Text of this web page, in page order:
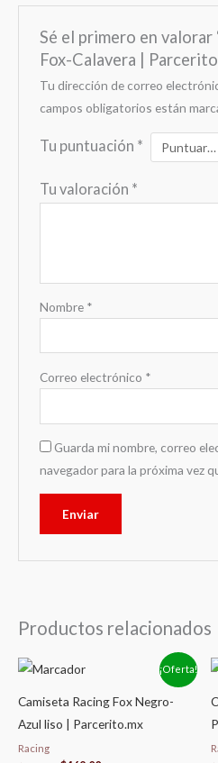
Sé el primero en valorar
Fox-Calavera |
Tu dirección de correo
campos obligatorios están
Tu puntuación *
Tu valoración *
Nombre *
Correo electrónico *
Guarda mi nombre, correo
navegador para la próxima vez
Productos relacionados
¡Oferta!
Camiseta Racing Fox Negro-
Azul liso | Parcerito.mx
Racing
precio
era:
$679.00.
es:
$469.00.